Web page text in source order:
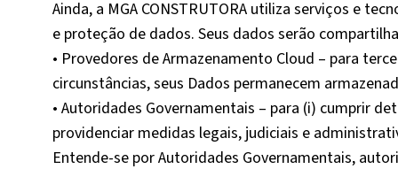
Ainda, a MGA CONSTRUTORA utiliza serviços e
e proteção de dados. Seus dados serão
• Provedores de Armazenamento Cloud – para
circunstâncias, seus Dados permanecem
• Autoridades Governamentais – para (i) cumprir
providenciar medidas legais, judiciais e
Entende-se por Autoridades Governamentais,